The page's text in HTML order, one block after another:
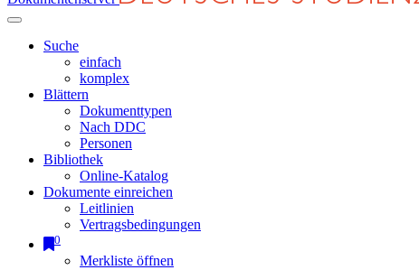
Suche
einfach
komplex
Blättern
Dokumenttypen
Nach DDC
Personen
Bibliothek
Online-Katalog
Dokumente einreichen
Leitlinien
Vertragsbedingungen
0
Merkliste öffnen